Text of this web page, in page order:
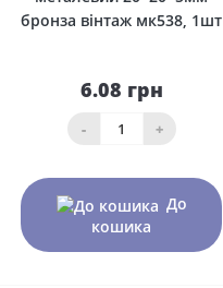
бронза вінтаж мк538, 1шт
6.08 грн
- +
До
кошика